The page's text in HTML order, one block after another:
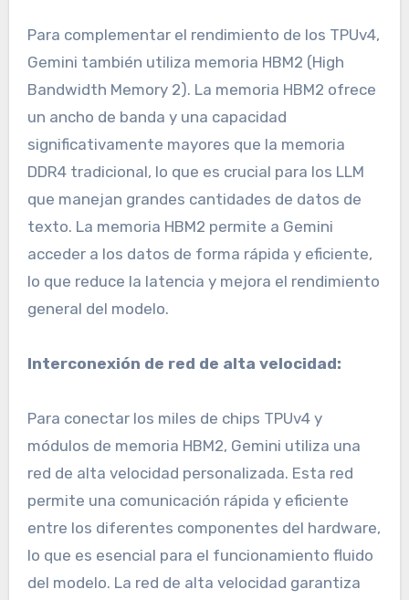
Para complementar el rendimiento de los TPUv4,
Gemini también utiliza memoria HBM2 (High
Bandwidth Memory 2). La memoria HBM2 ofrece
un ancho de banda y una capacidad
significativamente mayores que la memoria
DDR4 tradicional, lo que es crucial para los LLM
que manejan grandes cantidades de datos de
texto. La memoria HBM2 permite a Gemini
acceder a los datos de forma rápida y eficiente,
lo que reduce la latencia y mejora el rendimiento
general del modelo.
Interconexión de red de alta velocidad:
Para conectar los miles de chips TPUv4 y
módulos de memoria HBM2, Gemini utiliza una
red de alta velocidad personalizada. Esta red
permite una comunicación rápida y eficiente
entre los diferentes componentes del hardware,
lo que es esencial para el funcionamiento fluido
del modelo. La red de alta velocidad garantiza